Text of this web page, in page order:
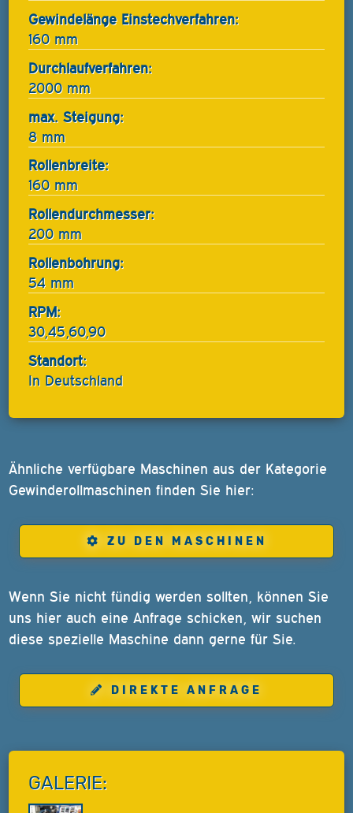
Gewindelänge Einstechverfahren:
160 mm
Durchlaufverfahren:
2000 mm
max. Steigung:
8 mm
Rollenbreite:
160 mm
Rollendurchmesser:
200 mm
Rollenbohrung:
54 mm
RPM:
30,45,60,90
Standort:
In Deutschland
Ähnliche verfügbare Maschinen aus der Kategorie
Gewinderollmaschinen finden Sie hier:
ZU DEN MASCHINEN
Wenn Sie nicht fündig werden sollten, können Sie
uns hier auch eine Anfrage schicken, wir suchen
diese spezielle Maschine dann gerne für Sie.
DIREKTE ANFRAGE
GALERIE: